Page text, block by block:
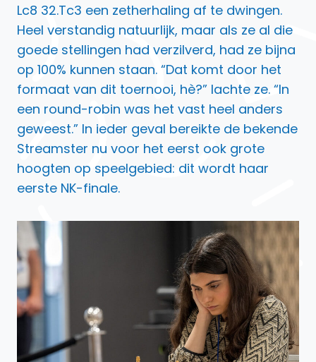
Lc8 32.Tc3 een zetherhaling af te dwingen.
Heel verstandig natuurlijk, maar als ze al die
goede stellingen had verzilverd, had ze bijna
op 100% kunnen staan. “Dat komt door het
formaat van dit toernooi, hè?” lachte ze. “In
een round-robin was het vast heel anders
geweest.” In ieder geval bereikte de bekende
Streamster nu voor het eerst ook grote
hoogten op speelgebied: dit wordt haar
eerste NK-finale.